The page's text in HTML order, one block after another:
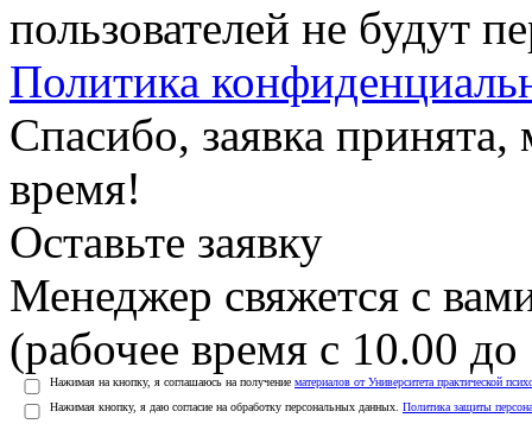
пользователей не будут
Политика
Спасибо, заявка
время!
Оставьте заявку
Менеджер свяжется с
(рабочее время с 10.00
Нажимая на кнопку, я соглашаюсь на получение материалов от Университета практической
Нажимая кнопку, я даю согласие на обработку персональных данных. Политика защиты